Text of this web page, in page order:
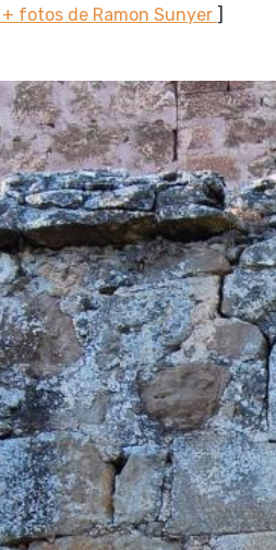
+ fotos de Ramon Sunyer ]